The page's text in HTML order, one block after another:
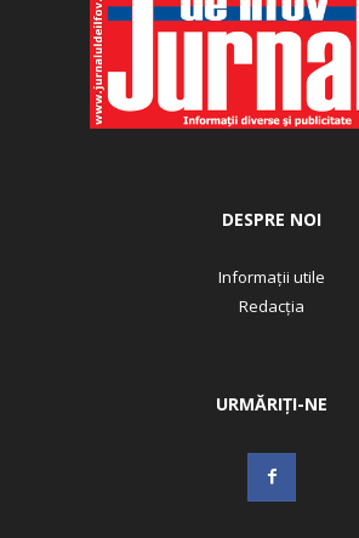
DESPRE NOI
Informații utile
Redacția
URMĂRIȚI-NE